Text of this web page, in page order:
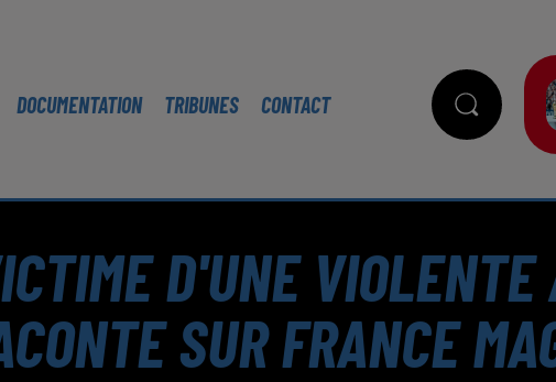
DOCUMENTATION TRIBUNES CONTACT
D'UNE VIOLENTE
SUR FRANCE